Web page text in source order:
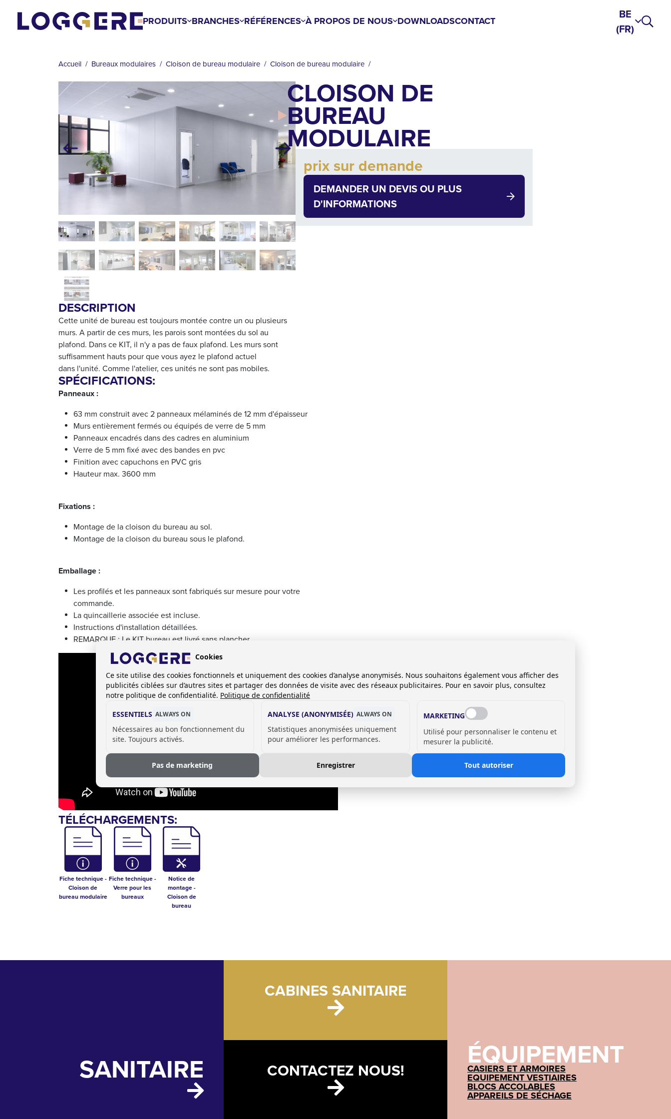
contenu
PRODUITS BRANCHES RÉFÉRENCES À PROPOS DE NOUS DOWNLOADSCONTACT
BE
(FR)
D'ARIANE
Accueil Bureaux modulaires Cloison de bureau modulaire Cloison de bureau modulaire
Précédent Suivant
DESCRIPTION
Cette unité de bureau est toujours montée contre un ou plusieurs
murs. A partir de ces murs, les parois sont montées du sol au
plafond. Dans ce KIT, il n'y a pas de faux plafond. Les murs sont
suffisamment hauts pour que vous ayez le plafond actuel
dans l'unité. Comme l'atelier, ces unités ne sont pas mobiles.
SPÉCIFICATIONS:
Panneaux :
63 mm construit avec 2 panneaux mélaminés de 12 mm d'épaisseur
Murs entièrement fermés ou équipés de verre de 5 mm
Panneaux encadrés dans des cadres en aluminium
Verre de 5 mm fixé avec des bandes en pvc
Finition avec capuchons en PVC gris
Hauteur max. 3600 mm
Fixations :
Montage de la cloison du bureau au sol.
Montage de la cloison du bureau sous le plafond.
Emballage :
Les profilés et les panneaux sont fabriqués sur mesure pour votre
commande.
La quincaillerie associée est incluse.
Instructions d'installation détaillées.
REMARQUE : Le KIT bureau est livré sans plancher.
TÉLÉCHARGEMENTS:
Fiche technique -
Cloison de
bureau modulaire
Fiche technique -
Verre pour les
bureaux
Notice de
montage -
Cloison de
bureau
CLOISON DE
BUREAU
MODULAIRE
Quantity
Add to cart
prix sur demande
DEMANDER UN DEVIS OU PLUS
D'INFORMATIONS
SANITAIRE
CABINES SANITAIRE
CONTACTEZ NOUS! ÉQUIPEMENT
CASIERS ET ARMOIRES
EQUIPEMENT VESTIAIRES
BLOCS ACCOLABLES
APPAREILS DE SÉCHAGE
Cookies
Ce site utilise des cookies fonctionnels et uniquement des cookies d’analyse anonymisés. Nous souhaitons également vous afficher des
publicités ciblées sur d’autres sites et partager des données de visite avec des réseaux publicitaires. Pour en savoir plus, consultez
notre politique de confidentialité. Politique de confidentialité
ESSENTIELS ALWAYS ON
Nécessaires au bon fonctionnement du
site. Toujours activés.
ANALYSE (ANONYMISÉE) ALWAYS ON
Statistiques anonymisées uniquement
pour améliorer les performances.
MARKETING
Utilisé pour personnaliser le contenu et
mesurer la publicité.
Pas de marketing Enregistrer Tout autoriser